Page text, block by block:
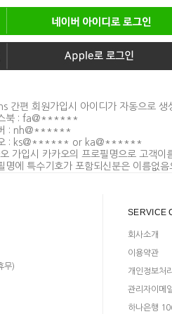
간편 회원가입시 아이디가 자동으로 생
북 : fa@******
: nh@******
오 : ks@****** or ka@******
가입시 카카오의 프로필명으로 고객이
명에 특수기호가 포함되신분은 이름없
무)
SERVICE
회사소개
이용약관
개인정보처
관리자이메
하나은행